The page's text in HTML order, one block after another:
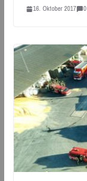
16. Oktober 2017 0